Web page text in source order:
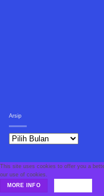
Arsip
Arsip
This site uses cookies to offer you a
our use of cookies.
MORE INFO